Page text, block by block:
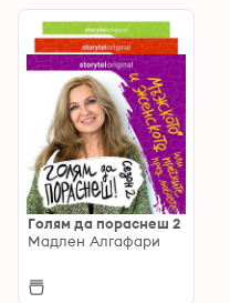
Голям да пораснеш 2
Мадлен Алгафари